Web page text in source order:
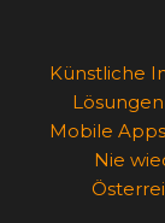
Künstliche
Mobile Apps
Nie